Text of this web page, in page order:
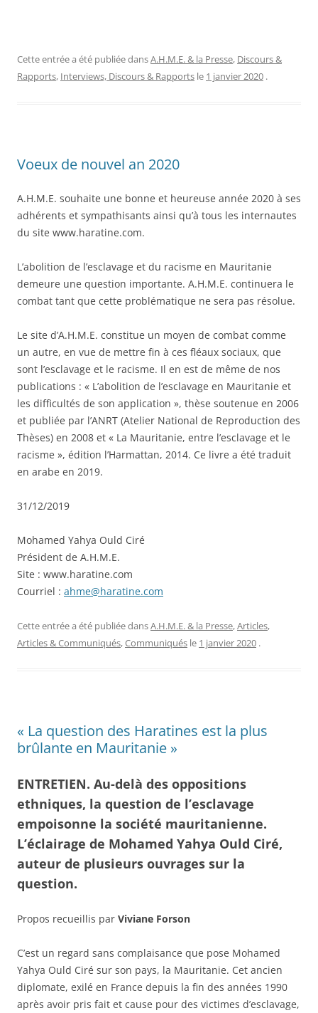
Cette entrée a été publiée dansA.H.M.E. & la Presse, Discours &
Rapports, Interviews, Discours & Rapports le 1 janvier 2020 .
Voeux de nouvel an 2020
A.H.M.E. souhaite une bonne et heureuse année 2020 à ses
adhérents et sympathisants ainsi qu’à tous les internautes
du site www.haratine.com.
L’abolition de l’esclavage et du racisme en Mauritanie
demeure une question importante. A.H.M.E. continuera le
combat tant que cette problématique ne sera pas résolue.
Le site d’A.H.M.E. constitue un moyen de combat comme
un autre, en vue de mettre fin à ces fléaux sociaux, que
sont l’esclavage et le racisme. Il en est de même de nos
publications : « L’abolition de l’esclavage en Mauritanie et
les difficultés de son application », thèse soutenue en 2006
et publiée par l’ANRT (Atelier National de Reproduction des
Thèses) en 2008 et « La Mauritanie, entre l’esclavage et le
racisme », édition l’Harmattan, 2014. Ce livre a été traduit
en arabe en 2019.
31/12/2019
Mohamed Yahya Ould Ciré
Président de A.H.M.E.
Site : www.haratine.com
Courriel : ahme@haratine.com
Cette entrée a été publiée dansA.H.M.E. & la Presse,Articles,
Articles & Communiqués,Communiqués le 1 janvier 2020 .
« La question des Haratines est la plus
brûlante en Mauritanie »
ENTRETIEN. Au-delà des oppositions
ethniques, la question de l’esclavage
empoisonne la société mauritanienne.
L’éclairage de Mohamed Yahya Ould Ciré,
auteur de plusieurs ouvrages sur la
question.
Propos recueillis par Viviane Forson
C’est un regard sans complaisance que pose Mohamed
Yahya Ould Ciré sur son pays, la Mauritanie. Cet ancien
diplomate, exilé en France depuis la fin des années 1990
après avoir pris fait et cause pour des victimes d’esclavage,